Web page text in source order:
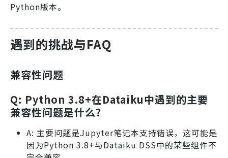
Python版本。
遇到的挑战与FAQ
兼容性问题
Q: Python 3.8+在Dataiku中遇到的主要
兼容性问题是什么？
A: 主要问题是Jupyter笔记本支持错误，这可能是
因为Python 3.8+与Dataiku DSS中的某些组件不